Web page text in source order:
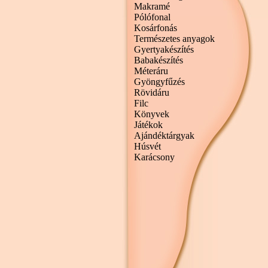
Makramé
Pólófonal
Kosárfonás
Természetes anyagok
Gyertyakészítés
Babakészítés
Méteráru
Gyöngyfűzés
Rövidáru
Filc
Könyvek
Játékok
Ajándéktárgyak
Húsvét
Karácsony